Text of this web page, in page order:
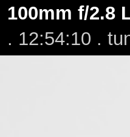
100mm f/2.8
. 12:54:10 .